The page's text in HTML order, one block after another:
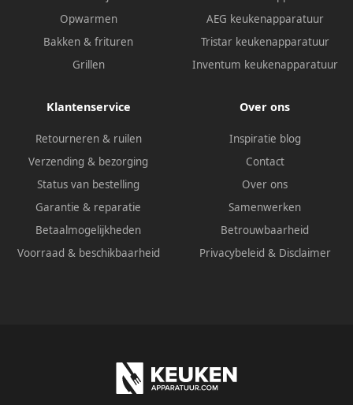
Opwarmen
Bakken & frituren
Grillen
AEG keukenapparatuur
Tristar keukenapparatuur
Inventum keukenapparatuur
Klantenservice
Retourneren & ruilen
Verzending & bezorging
Status van bestelling
Garantie & reparatie
Betaalmogelijkheden
Voorraad & beschikbaarheid
Over ons
Inspiratie blog
Contact
Over ons
Samenwerken
Betrouwbaarheid
Privacybeleid & Disclaimer